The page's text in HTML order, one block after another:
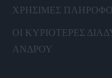
ΧΡΗΣΙΜΕΣ
ΟΙ ΚΥΡΙΟΤΕΡΕΣ
ΑΝΔΡΟΥ